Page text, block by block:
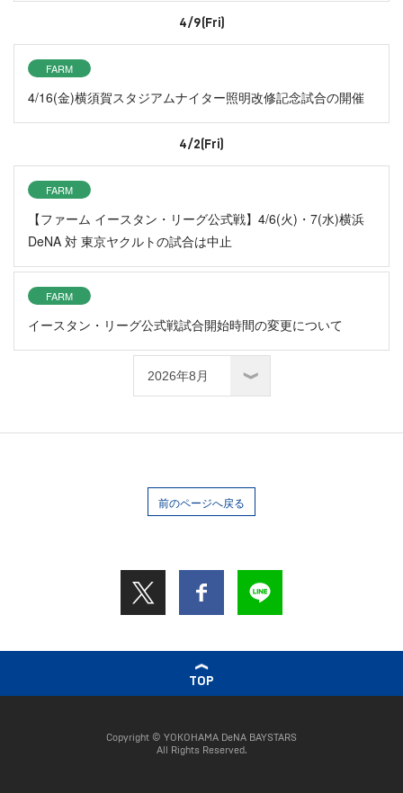
4/9(Fri)
FARM
4/16(金)横須賀スタジアムナイター照明改修記念試合の開催
4/2(Fri)
FARM
【ファーム イースタン・リーグ公式戦】4/6(火)・7(水)横浜
DeNA 対 東京ヤクルトの試合は中止
FARM
イースタン・リーグ公式戦試合開始時間の変更について
前のページへ戻る
TOP
Copyright © YOKOHAMA DeNA BAYSTARS
All Rights Reserved.